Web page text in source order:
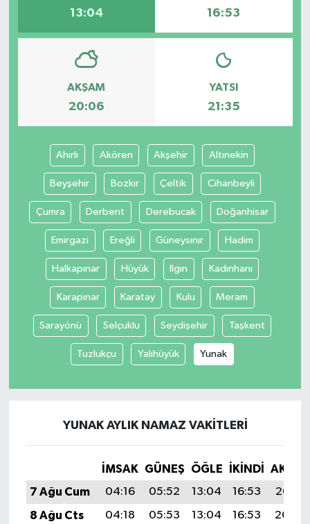
13:04 16:53
AKŞAM
20:06
YATSI
21:35
Ahırlı Akören Akşehir Altınekin
Beyşehir Bozkır Çeltik Cihanbeyli
Çumra Derbent Derebucak Doğanhisar
Emirgazi Ereğli Güneysınır Hadim
Halkapınar Hüyük Ilgın Kadınhanı
Karapınar Karatay Kulu Meram
Sarayönü Selçuklu Seydişehir Taşkent
Tuzlukçu Yalıhüyük Yunak
YUNAK AYLIK NAMAZ VAKITLERI
İMSAK GÜNEŞ ÖĞLE İKINDI
7 Ağu Cum
04:16 05:52 13:04 16:53
20:06
8 Ağu Cts
04:18 05:53 13:04 16:53
20:04